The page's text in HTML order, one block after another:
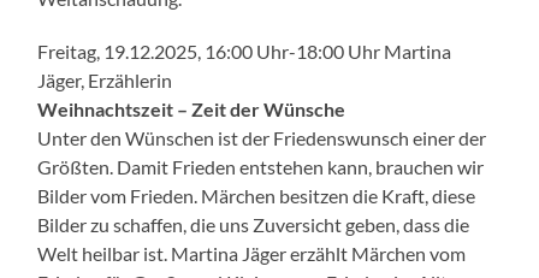
Freitag, 19.12.2025, 16:00 Uhr-18:00 Uhr Martina
Jäger, Erzählerin
Weihnachtszeit – Zeit der Wünsche
Unter den Wünschen ist der Friedenswunsch einer der
Größten. Damit Frieden entstehen kann, brauchen wir
Bilder vom Frieden. Märchen besitzen die Kraft, diese
Bilder zu schaffen, die uns Zuversicht geben, dass die
Welt heilbar ist. Martina Jäger erzählt Märchen vom